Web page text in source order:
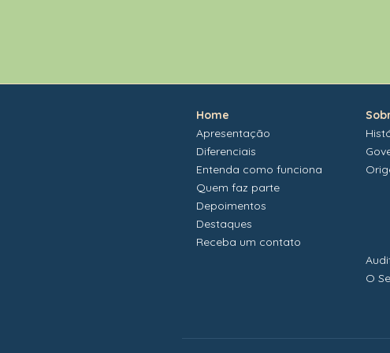
Home
Apresentação
Diferenciais
Entenda como funciona
Quem faz parte
Depoimentos
Destaques
Receba um contato
O